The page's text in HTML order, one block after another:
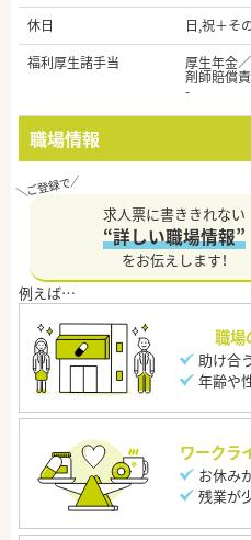
休日
日,祝＋そ
福利厚生諸手当
厚生年金
剤師賠償
-
職場情報
求人票に書ききれない
“詳しい職場情報”
をお伝えします！
職場
助け合
年齢や
ワークラ
お休み
残業が